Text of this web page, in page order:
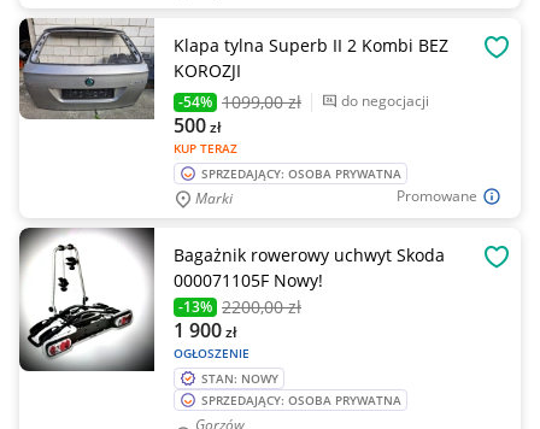
Promowane
Klapa tylna Superb II 2 Kombi BEZ
KOROZJI
-54% 1099,00 zł do negocjacji
KUP TERAZ
500zł
SPRZEDAJĄCY: OSOBA PRYWATNA
Marki
Bagażnik rowerowy uchwyt Skoda
000071105F Nowy!
-13% 2200,00 zł
OGŁOSZENIE
1 900zł
STAN: NOWY
SPRZEDAJĄCY: OSOBA PRYWATNA
Gorzów